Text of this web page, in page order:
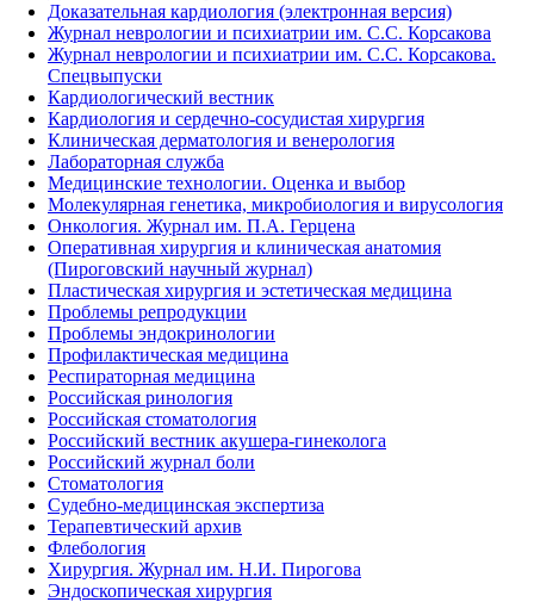
Доказательная кардиология (электронная версия)
Журнал неврологии и психиатрии им. С.С. Корсакова
Журнал неврологии и психиатрии им. С.С. Корсакова.
Спецвыпуски
Кардиологический вестник
Кардиология и сердечно-сосудистая хирургия
Клиническая дерматология и венерология
Лабораторная служба
Медицинские технологии. Оценка и выбор
Молекулярная генетика, микробиология и вирусология
Онкология. Журнал им. П.А. Герцена
Оперативная хирургия и клиническая анатомия
(Пироговский научный журнал)
Пластическая хирургия и эстетическая медицина
Проблемы репродукции
Проблемы эндокринологии
Профилактическая медицина
Респираторная медицина
Российская ринология
Российская стоматология
Российский вестник акушера-гинеколога
Российский журнал боли
Стоматология
Судебно-медицинская экспертиза
Терапевтический архив
Флебология
Хирургия. Журнал им. Н.И. Пирогова
Эндоскопическая хирургия